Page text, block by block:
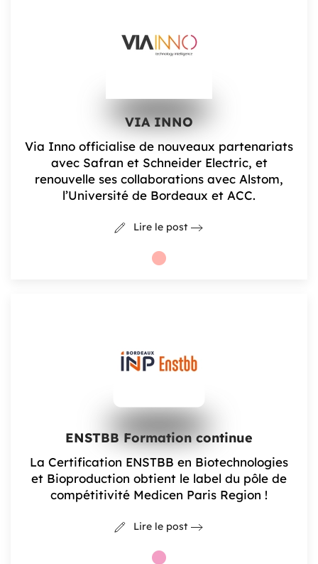
VIA INNO
Via Inno officialise de nouveaux partenariats
avec Safran et Schneider Electric, et
renouvelle ses collaborations avec Alstom,
l’Université de Bordeaux et ACC.
Lire le post
ENSTBB Formation continue
La Certification ENSTBB en Biotechnologies
et Bioproduction obtient le label du pôle de
compétitivité Medicen Paris Region !
Lire le post